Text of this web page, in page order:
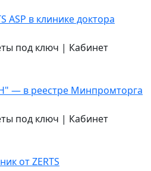
ASP в клинике доктора
в реестре Минпромторга
от ZERTS